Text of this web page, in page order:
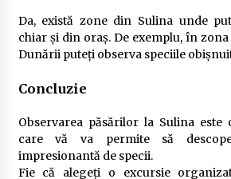
Da, există zone din Sulina unde
chiar și din oraș. De exemplu, în
Dunării puteți observa speciile
Concluzie
Observarea păsărilor la Sulina este
care vă va permite să
impresionantă de specii.
Fie că alegeți o excursie